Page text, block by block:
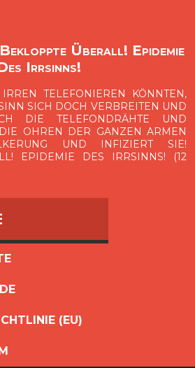
Überall! Epidemie
Irrsinns!
TELEFONIEREN KÖNNTEN,
SICH DOCH VERBREITEN UND
DIE TELEFONDRÄHTE UND
OHREN DER GANZEN ARMEN
UND INFIZIERT SIE!
EPIDEMIE DES IRRSINNS! (12
MENÜ
(EU)